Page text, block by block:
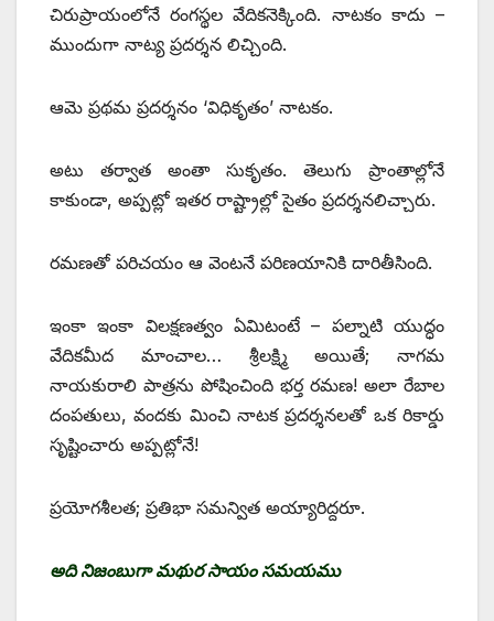
చిరుప్రాయంలోనే రంగస్థల వేదికనెక్కింది. నాటకం కాదు –
ముందుగా నాట్య ప్రదర్శన లిచ్చింది.
ఆమె ప్రథమ ప్రదర్శనం ‘విధికృతం’ నాటకం.
అటు తర్వాత అంతా సుకృతం. తెలుగు ప్రాంతాల్లోనే
కాకుండా, అప్పట్లో ఇతర రాష్ట్రాల్లో సైతం ప్రదర్శనలిచ్చారు.
రమణతో పరిచయం ఆ వెంటనే పరిణయానికి దారితీసింది.
ఇంకా ఇంకా విలక్షణత్వం ఏమిటంటే – పల్నాటి యుద్ధం
వేదికమీద మాంచాల… శ్రీలక్ష్మి అయితే; నాగమ
నాయకురాలి పాత్రను పోషించింది భర్త రమణ! అలా రేబాల
దంపతులు, వందకు మించి నాటక ప్రదర్శనలతో ఒక రికార్డు
సృష్టించారు అప్పట్లోనే!
ప్రయోగశీలత; ప్రతిభా సమన్విత అయ్యారిద్దరూ.
అది నిజంబుగా మథుర సాయం సమయము